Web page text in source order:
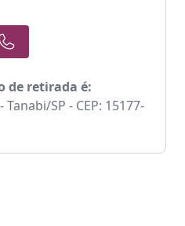
de retirada é:
SP - CEP: 15177-